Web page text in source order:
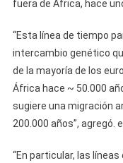
fuera de África, hace
“Esta línea de tiempo
intercambio genético
de la mayoría de los
África hace ~ 50.000
sugiere una migración
200.000 años”, agregó.
“En particular, las